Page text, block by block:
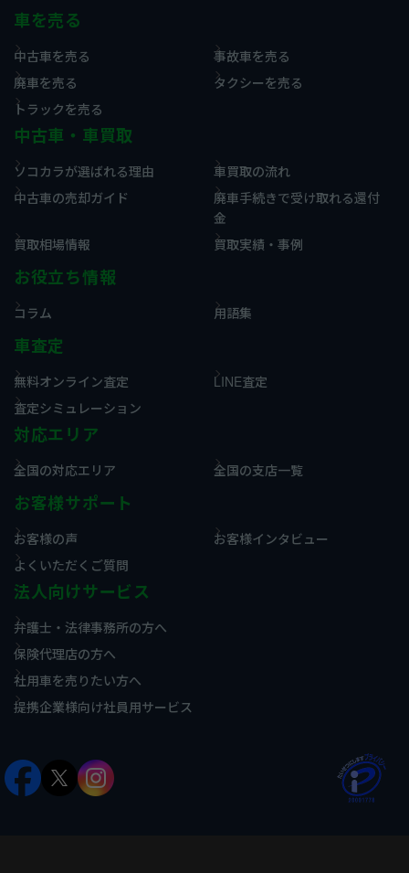
車を売る
中古車を売る
事故車を売る
廃車を売る
タクシーを売る
トラックを売る
中古車・車買取
ソコカラが選ばれる理由
車買取の流れ
中古車の売却ガイド
廃車手続きで受け取れる還付
金
買取相場情報
買取実績・事例
お役立ち情報
コラム 用語集
車査定
無料オンライン査定
LINE査定
査定シミュレーション
対応エリア
全国の対応エリア 全国の支店一覧
お客様サポート
お客様の声
お客様インタビュー
よくいただくご質問
法人向けサービス
弁護士・法律事務所の方へ
保険代理店の方へ
社用車を売りたい方へ
提携企業様向け社員用サービス